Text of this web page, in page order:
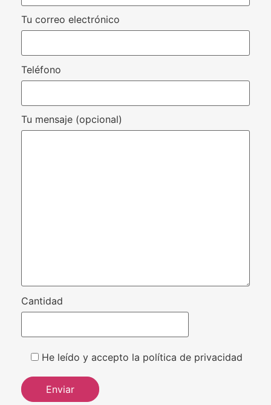
Tu correo electrónico
Teléfono
Tu mensaje (opcional)
Cantidad
He leído y accepto la política de privacidad